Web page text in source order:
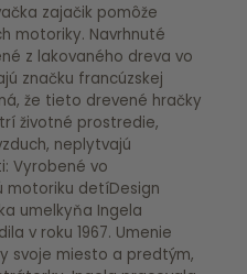
zajačik pomôže
motoriky. Navrhnuté
z lakovaného dreva vo
značku francúzskej
že tieto drevené hračky
životné prostredie,
neplytvajú
motoriku detíDesign
v roku 1967. Umenie
svoje miesto a predtým,